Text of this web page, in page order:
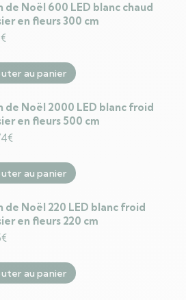
de Noël 600 LED blanc chaud
en fleurs 300 cm
€
au panier
de Noël 2000 LED blanc froid
en fleurs 500 cm
€
au panier
de Noël 220 LED blanc froid
en fleurs 220 cm
€
au panier